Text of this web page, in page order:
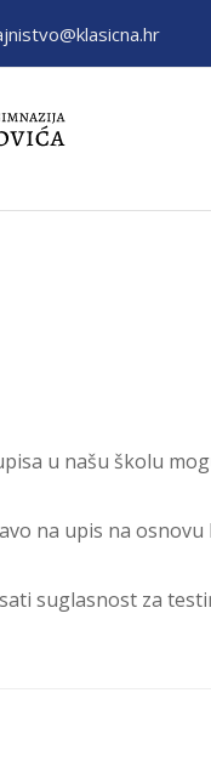
u našu školu
na upis na
suglasnost za